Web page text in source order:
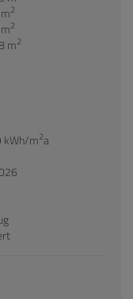
2
2
m2
kWh/m2a